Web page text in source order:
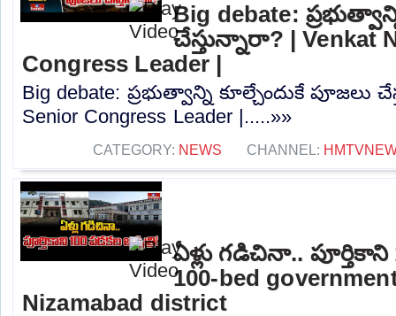
Big debate:
చేస్తున్నారా? | Venkat
Congress Leader |
Big debate: ప్రభుత్వాన్ని కూల్చేందుకే పూజలు
Senior Congress Leader |.....»»
CATEGORY: NEWS CHANNEL:
ఏళ్లు గడిచినా.. పూర్తికాని
100-bed
Nizamabad district